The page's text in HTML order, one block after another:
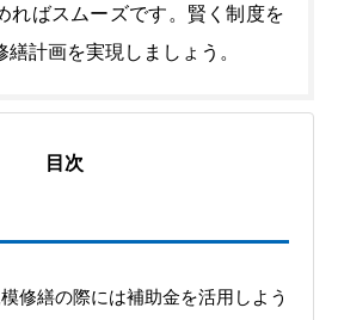
ればスムーズです。賢く制度を
計画を実現しましょう。
目次
修繕の際には補助金を活用しよう